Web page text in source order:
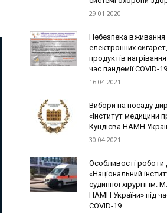
29.01.2020
Небезпека
електронних
продуктів
час пандемії COVID-19
16.04.2021
Вибори на посаду
«Інститут медицини
Кундієва НАМН
30.04.2021
Особливості роботи
«Національний
судинної хірургії
НАМН України» під
COVID-19